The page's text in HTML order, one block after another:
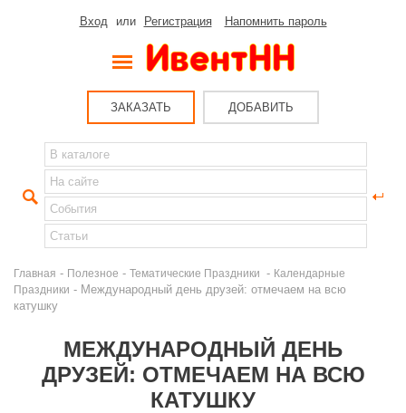
Вход или Регистрация Напомнить пароль
ЗАКАЗАТЬ ДОБАВИТЬ
Главная - Полезное - Тематические Праздники - Календарные
Праздники - Международный день друзей: отмечаем на всю
катушку
МЕЖДУНАРОДНЫЙ ДЕНЬ
ДРУЗЕЙ: ОТМЕЧАЕМ НА ВСЮ
КАТУШКУ